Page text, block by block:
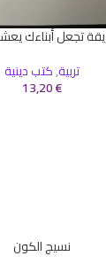
تربية,كتب دينية
13,20€
نسيج الكون